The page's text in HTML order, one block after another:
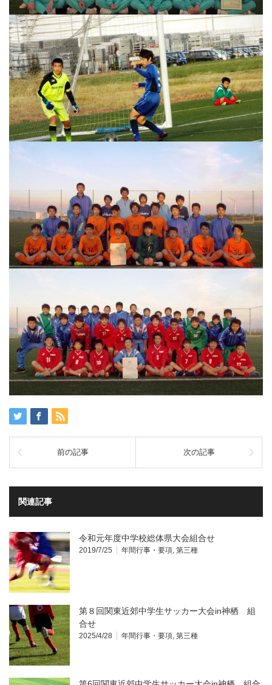
前の記事 次の記事
関連記事
令和元年度中学校総体県大会組合せ
2019/7/25 年間行事・要項, 第三種
第８回関東近郊中学生サッカー大会in神栖 組
合せ
2025/4/28 年間行事・要項, 第三種